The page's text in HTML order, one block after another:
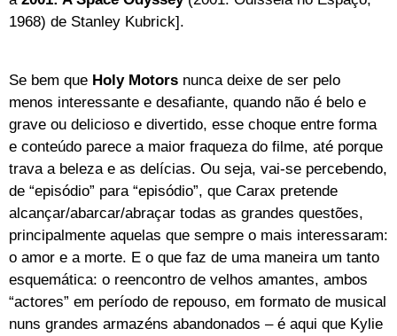
1968) de Stanley Kubrick].
Se bem que Holy Motors nunca deixe de ser pelo
menos interessante e desafiante, quando não é belo e
grave ou delicioso e divertido, esse choque entre forma
e conteúdo parece a maior fraqueza do filme, até porque
trava a beleza e as delícias. Ou seja, vai-se percebendo,
de “episódio” para “episódio”, que Carax pretende
alcançar/abarcar/abraçar todas as grandes questões,
principalmente aquelas que sempre o mais interessaram:
o amor e a morte. E o que faz de uma maneira um tanto
esquemática: o reencontro de velhos amantes, ambos
“actores” em período de repouso, em formato de musical
nuns grandes armazéns abandonados – é aqui que Kylie